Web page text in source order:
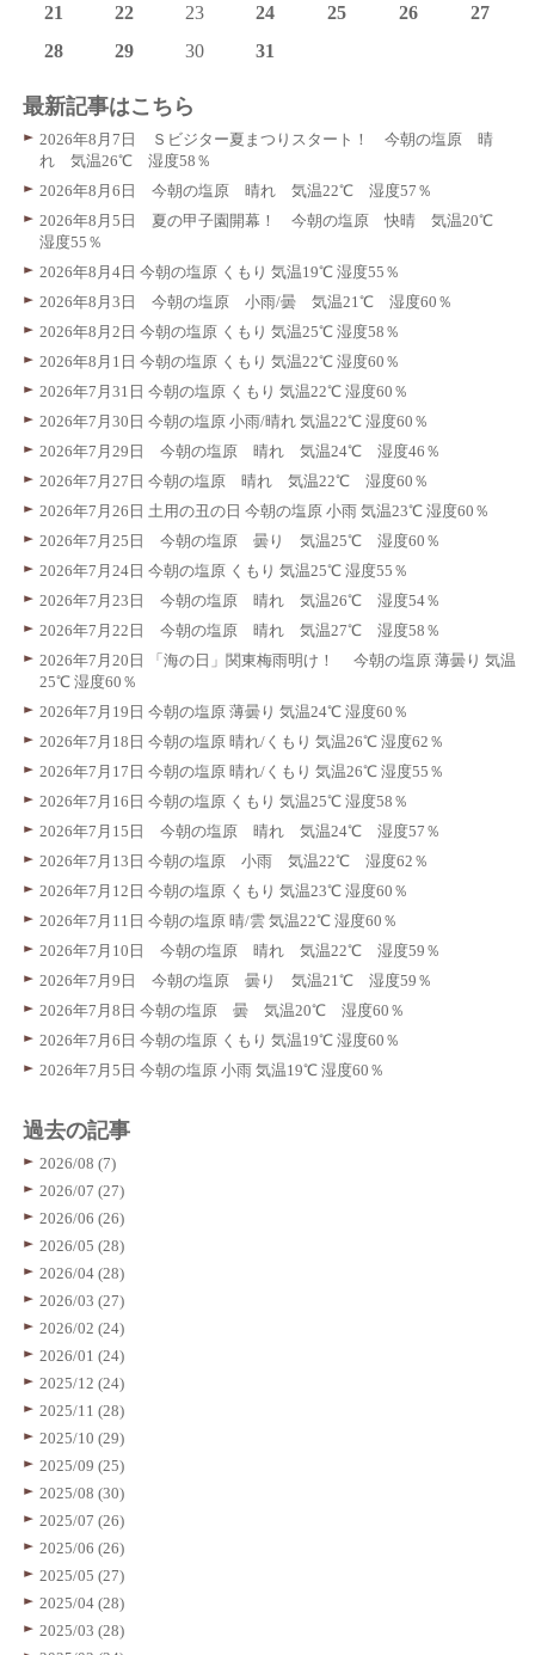
21
22 23 24 25 26
27
28
29 30 31
最新記事はこちら
2026年8月7日 Ｓビジター夏まつりスタート！ 今朝の塩原 晴
れ 気温26℃ 湿度58％
2026年8月6日 今朝の塩原 晴れ 気温22℃ 湿度57％
2026年8月5日 夏の甲子園開幕！ 今朝の塩原 快晴 気温20℃
湿度55％
2026年8月4日 今朝の塩原 くもり 気温19℃ 湿度55％
2026年8月3日 今朝の塩原 小雨/曇 気温21℃ 湿度60％
2026年8月2日 今朝の塩原 くもり 気温25℃ 湿度58％
2026年8月1日 今朝の塩原 くもり 気温22℃ 湿度60％
2026年7月31日 今朝の塩原 くもり 気温22℃ 湿度60％
2026年7月30日 今朝の塩原 小雨/晴れ 気温22℃ 湿度60％
2026年7月29日 今朝の塩原 晴れ 気温24℃ 湿度46％
2026年7月27日 今朝の塩原 晴れ 気温22℃ 湿度60％
2026年7月26日 土用の丑の日 今朝の塩原 小雨 気温23℃ 湿度60％
2026年7月25日 今朝の塩原 曇り 気温25℃ 湿度60％
2026年7月24日 今朝の塩原 くもり 気温25℃ 湿度55％
2026年7月23日 今朝の塩原 晴れ 気温26℃ 湿度54％
2026年7月22日 今朝の塩原 晴れ 気温27℃ 湿度58％
2026年7月20日 「海の日」関東梅雨明け！ 今朝の塩原 薄曇り 気温
25℃ 湿度60％
2026年7月19日 今朝の塩原 薄曇り 気温24℃ 湿度60％
2026年7月18日 今朝の塩原 晴れ/くもり 気温26℃ 湿度62％
2026年7月17日 今朝の塩原 晴れ/くもり 気温26℃ 湿度55％
2026年7月16日 今朝の塩原 くもり 気温25℃ 湿度58％
2026年7月15日 今朝の塩原 晴れ 気温24℃ 湿度57％
2026年7月13日 今朝の塩原 小雨 気温22℃ 湿度62％
2026年7月12日 今朝の塩原 くもり 気温23℃ 湿度60％
2026年7月11日 今朝の塩原 晴/雲 気温22℃ 湿度60％
2026年7月10日 今朝の塩原 晴れ 気温22℃ 湿度59％
2026年7月9日 今朝の塩原 曇り 気温21℃ 湿度59％
2026年7月8日 今朝の塩原 曇 気温20℃ 湿度60％
2026年7月6日 今朝の塩原 くもり 気温19℃ 湿度60％
2026年7月5日 今朝の塩原 小雨 気温19℃ 湿度60％
過去の記事
2026/08 (7)
2026/07 (27)
2026/06 (26)
2026/05 (28)
2026/04 (28)
2026/03 (27)
2026/02 (24)
2026/01 (24)
2025/12 (24)
2025/11 (28)
2025/10 (29)
2025/09 (25)
2025/08 (30)
2025/07 (26)
2025/06 (26)
2025/05 (27)
2025/04 (28)
2025/03 (28)